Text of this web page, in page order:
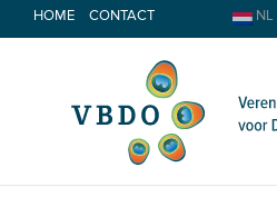
Spring
naar
HOME CONTACT NL